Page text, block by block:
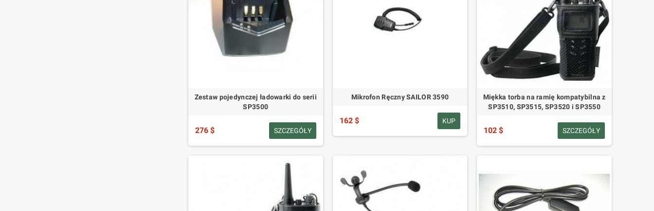
Zestaw pojedynczej ładowarki do serii
SP3500
276 $ SZCZEGÓŁY
Mikrofon Ręczny SAILOR 3590
162 $ KUP
Miękka torba na ramię kompatybilna z
SP3510, SP3515, SP3520 i SP3550
102 $ SZCZEGÓŁY